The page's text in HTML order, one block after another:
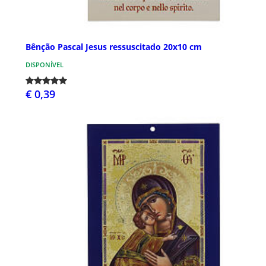
Bênção Pascal Jesus ressuscitado 20x10 cm
DISPONÍVEL
€ 0,39